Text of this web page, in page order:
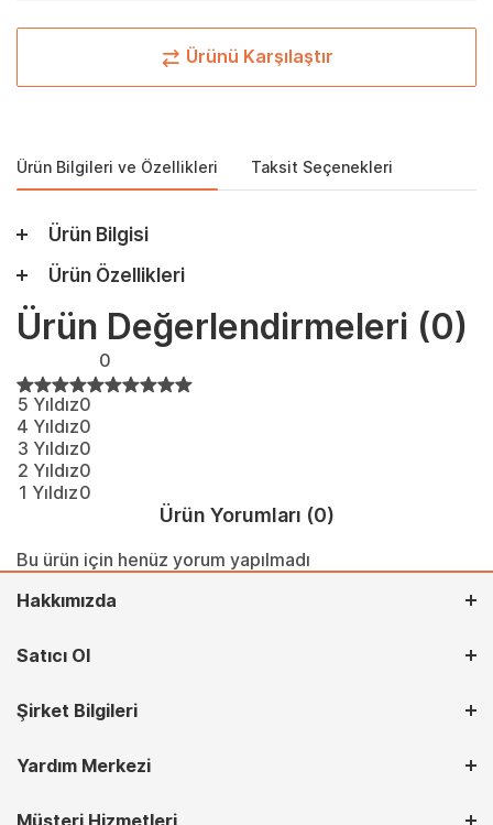
Ürünü Karşılaştır
Ürün Bilgileri ve Özellikleri Taksit Seçenekleri
Ürün Bilgisi
Ürün Özellikleri
Ürün Değerlendirmeleri (0)
0
5 Yıldız0
4 Yıldız0
3 Yıldız0
2 Yıldız0
1 Yıldız0
Ürün Yorumları (0)
Bu ürün için henüz yorum yapılmadı
Hakkımızda
Satıcı Ol
Şirket Bilgileri
Yardım Merkezi